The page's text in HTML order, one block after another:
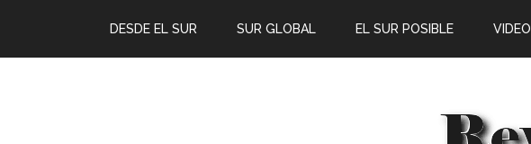
DESDE EL SUR SUR GLOBAL EL SUR POSIBLE VIDEO